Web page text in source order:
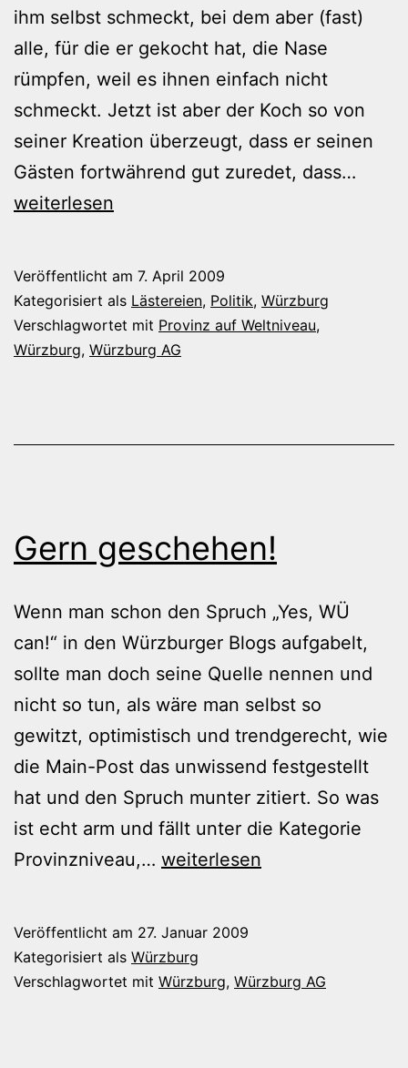
ihm selbst schmeckt, bei dem aber (fast)
alle, für die er gekocht hat, die Nase
rümpfen, weil es ihnen einfach nicht
schmeckt. Jetzt ist aber der Koch so von
seiner Kreation überzeugt, dass er seinen
Gästen fortwährend gut zuredet, dass…
weiterlesen
Veröffentlicht am 7. April 2009
Kategorisiert als Lästereien, Politik, Würzburg
Verschlagwortet mit Provinz auf Weltniveau,
Würzburg, Würzburg AG
Gern geschehen!
Wenn man schon den Spruch „Yes, WÜ
can!“ in den Würzburger Blogs aufgabelt,
sollte man doch seine Quelle nennen und
nicht so tun, als wäre man selbst so
gewitzt, optimistisch und trendgerecht, wie
die Main-Post das unwissend festgestellt
hat und den Spruch munter zitiert. So was
ist echt arm und fällt unter die Kategorie
Provinzniveau,… Gern
weiterlesen
Veröffentlicht am 27. Januar 2009
Kategorisiert als Würzburg
Verschlagwortet mit Würzburg, Würzburg AG